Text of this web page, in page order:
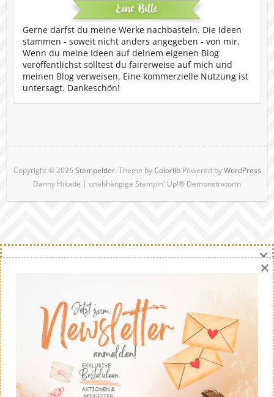
Eine Bitte
Gerne darfst du meine Werke nachbasteln. Die Ideen
stammen - soweit nicht anders angegeben - von mir.
Wenn du meine Ideen auf deinem eigenen Blog
veröffentlichst solltest du fairerweise auf mich und
meinen Blog verweisen. Eine kommerzielle Nutzung ist
untersagt. Dankeschön!
Copyright © 2026Stempeltier. Theme byColorlibPowered byWordPress
Danny Hikade | unabhängige Stampin' Up!® Demonstratorin
×
×